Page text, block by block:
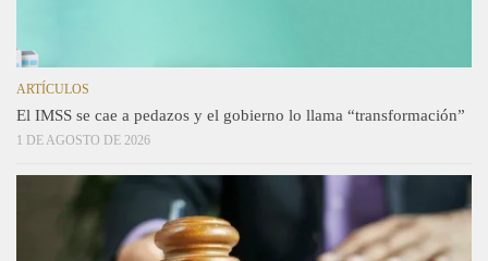
ARTÍCULOS
El IMSS se cae a pedazos y el gobierno lo llama “transformación”
1 DE AGOSTO DE 2026